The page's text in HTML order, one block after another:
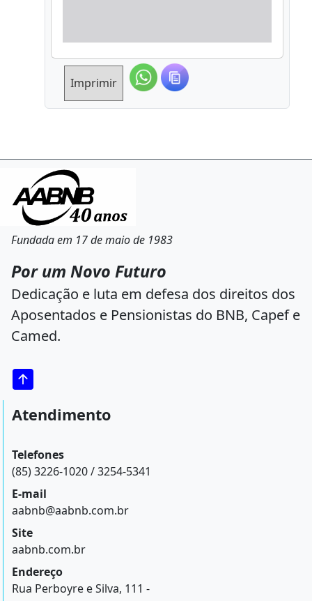
Imprimir
Fundada em 17 de maio de 1983
Por um Novo Futuro
Dedicação e luta em defesa dos direitos dos
Aposentados e Pensionistas do BNB, Capef e
Camed.
Atendimento
Telefones
(85) 3226-1020 / 3254-5341
E-mail
aabnb@aabnb.com.br
Site
aabnb.com.br
Endereço
Rua Perboyre e Silva, 111 -